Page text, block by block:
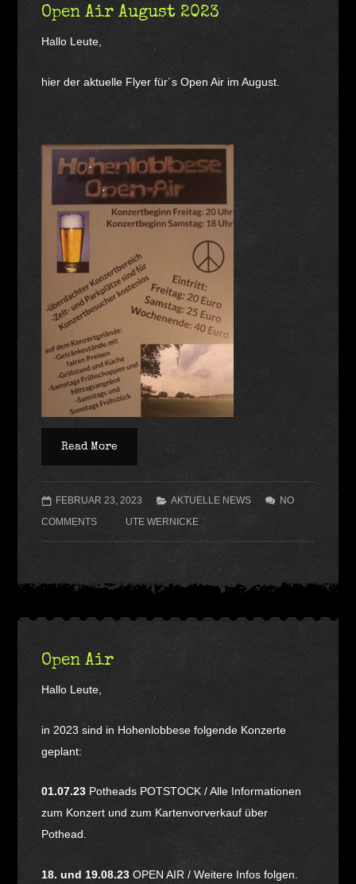
Open Air August 2023
Hallo Leute,
hier der aktuelle Flyer für´s Open Air im August.
Read More
FEBRUAR 23, 2023 AKTUELLE NEWS
NO
COMMENTS
UTE WERNICKE
Open Air
Hallo Leute,
in 2023 sind in Hohenlobbese folgende Konzerte
geplant:
01.07.23 Potheads POTSTOCK / Alle Informationen
zum Konzert und zum Kartenvorverkauf über
Pothead.
18. und 19.08.23 OPEN AIR / Weitere Infos folgen.